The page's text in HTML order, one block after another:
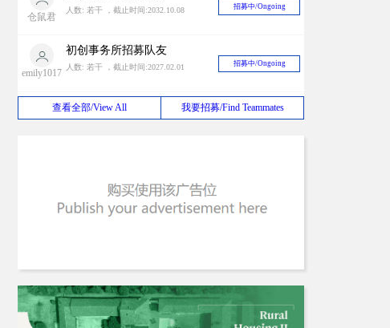
仓鼠君
人数: 若干 ，截止时间:2032.10.08 招募中/Ongoing
emily1017
初创事务所招募队友
人数: 若干 ，截止时间:2027.02.01 招募中/Ongoing
甲级设计院长期寻找竞赛合作对象
招募中/Ongoing
山清
人数: 若干 ，截止时间:2038.01.19
查看全部/View All 我要招募/Find Teammates